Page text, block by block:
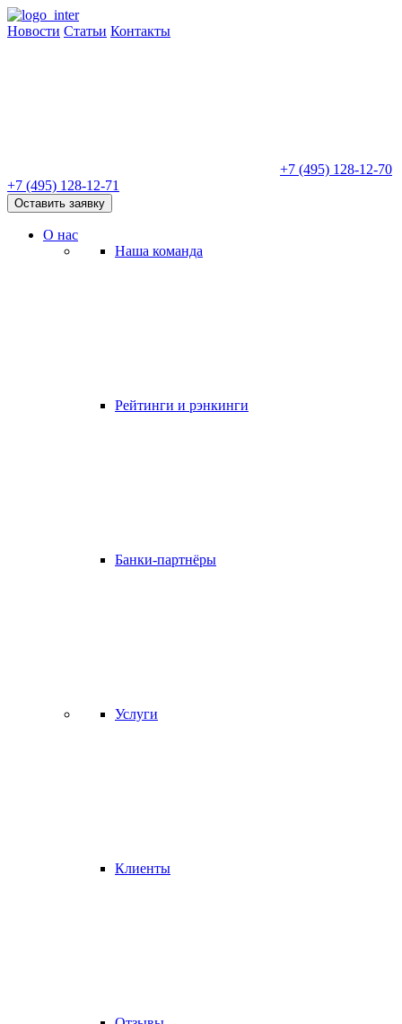
Новости Статьи Контакты
+7 (495) 128-12-70
+7 (495) 128-12-71
Оставить заявку
О нас
Наша команда
Рейтинги и рэнкинги
Банки-партнёры
Услуги
Клиенты